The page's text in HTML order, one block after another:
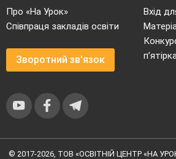
Про «На Урок»
Співпраця закладів освіти
Зворотний зв'язок
Вхід
© 2017-2026, ТОВ «ОСВІТНІЙ ЦЕНТР «НА